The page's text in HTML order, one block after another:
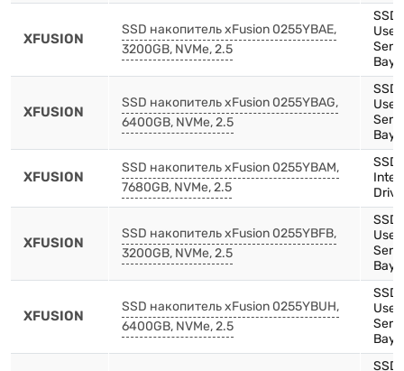
XFUSION
SSD накопитель xFusion 0255YBAE,
3200GB, NVMe, 2.5
Bay)
XFUSION
SSD накопитель xFusion 0255YBAG,
6400GB, NVMe, 2.5
Bay)
XFUSION
SSD накопитель xFusion 0255YBAM,
7680GB, NVMe, 2.5
XFUSION
SSD накопитель xFusion 0255YBFB,
3200GB, NVMe, 2.5
Bay)
XFUSION
SSD накопитель xFusion 0255YBUH,
6400GB, NVMe, 2.5
Bay)